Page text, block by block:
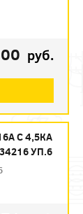
руб.
С 4,5КА
УП.6